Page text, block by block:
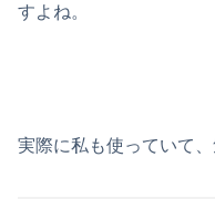
すよね。
実際に私も使っていて